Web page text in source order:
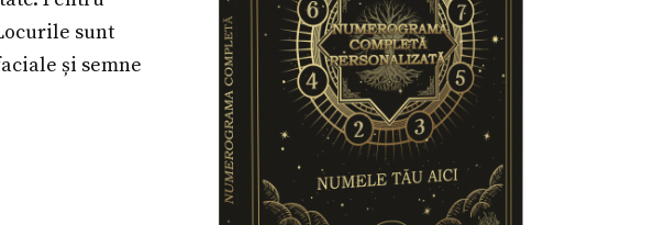
sunt
și semne